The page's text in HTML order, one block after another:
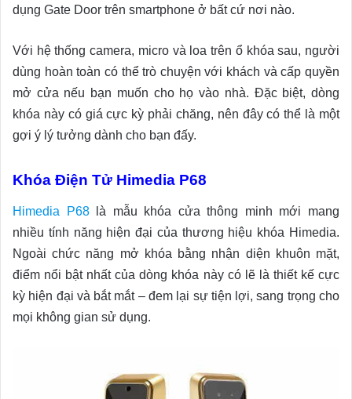
dụng Gate Door trên smartphone ở bất cứ nơi nào.
Với hệ thống camera, micro và loa trên ổ khóa sau, người
dùng hoàn toàn có thể trò chuyện với khách và cấp quyền
mở cửa nếu bạn muốn cho họ vào nhà. Đặc biệt, dòng
khóa này có giá cực kỳ phải chăng, nên đây có thể là một
gợi ý lý tưởng dành cho bạn đấy.
Khóa Điện Tử Himedia P68
Himedia P68là mẫu khóa cửa thông minh mới mang
nhiều tính năng hiện đại của thương hiệu khóa Himedia.
Ngoài chức năng mở khóa bằng nhận diện khuôn mặt,
điểm nổi bật nhất của dòng khóa này có lẽ là thiết kế cực
kỳ hiện đại và bắt mắt – đem lại sự tiện lợi, sang trọng cho
mọi không gian sử dụng.